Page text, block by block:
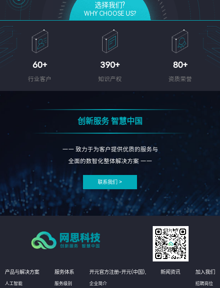
选择我们?
WHY CHOOSE US?
60+
行业客户
390+
知识产权
80+
资质荣誉
创新服务 智慧中国
—— 致力于为客户提供优质的服务与
全面的数智化整体解决方案 ——
联系我们 >
产品与解决方案
人工智能
服务体系
服务级别
开元官方注册-开元(中国),
企业简介
新闻资讯 加入我们
招聘岗位